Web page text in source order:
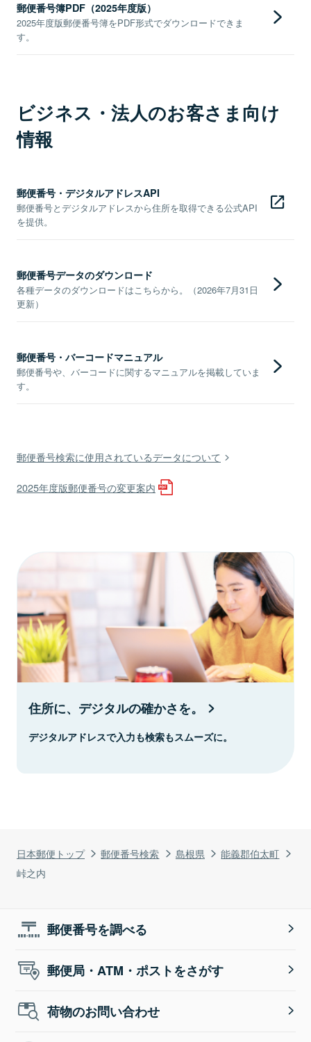
日本郵便トップ 郵便番号検索 島根県
能義郡伯太町
峠之内
郵便番号簿PDF（2025年度版）
2025年度版郵便番号簿をPDF形式でダウンロードできま
す。
ビジネス・法人のお客さま向け
情報
郵便番号・デジタルアドレスAPI
郵便番号とデジタルアドレスから住所を取得できる公式API
を提供。
郵便番号データのダウンロード
各種データのダウンロードはこちらから。（2026年7月31日
更新）
郵便番号・バーコードマニュアル
郵便番号や、バーコードに関するマニュアルを掲載していま
す。
郵便番号検索に使用されているデータについて
2025年度版郵便番号の変更案内
住所に、デジタルの確かさを。
デジタルアドレスで入力も検索もスムーズに。
郵便番号を調べる
郵便局・ATM・ポストをさがす
荷物のお問い合わせ